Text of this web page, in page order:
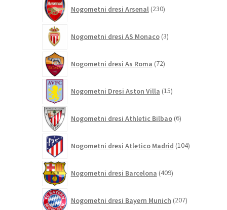
Nogometni dresi Arsenal 230izdelkov
Nogometni dresi AS Monaco 3izdelki
Nogometni dresi As Roma 72izdelkov
Nogometni Dresi Aston Villa 15izdelkov
Nogometni dresi Athletic Bilbao 6izdelkov
Nogometni dresi Atletico Madrid 104izdelki
Nogometni dresi Barcelona 409izdelkov
Nogometni dresi Bayern Munich 207izdelkov